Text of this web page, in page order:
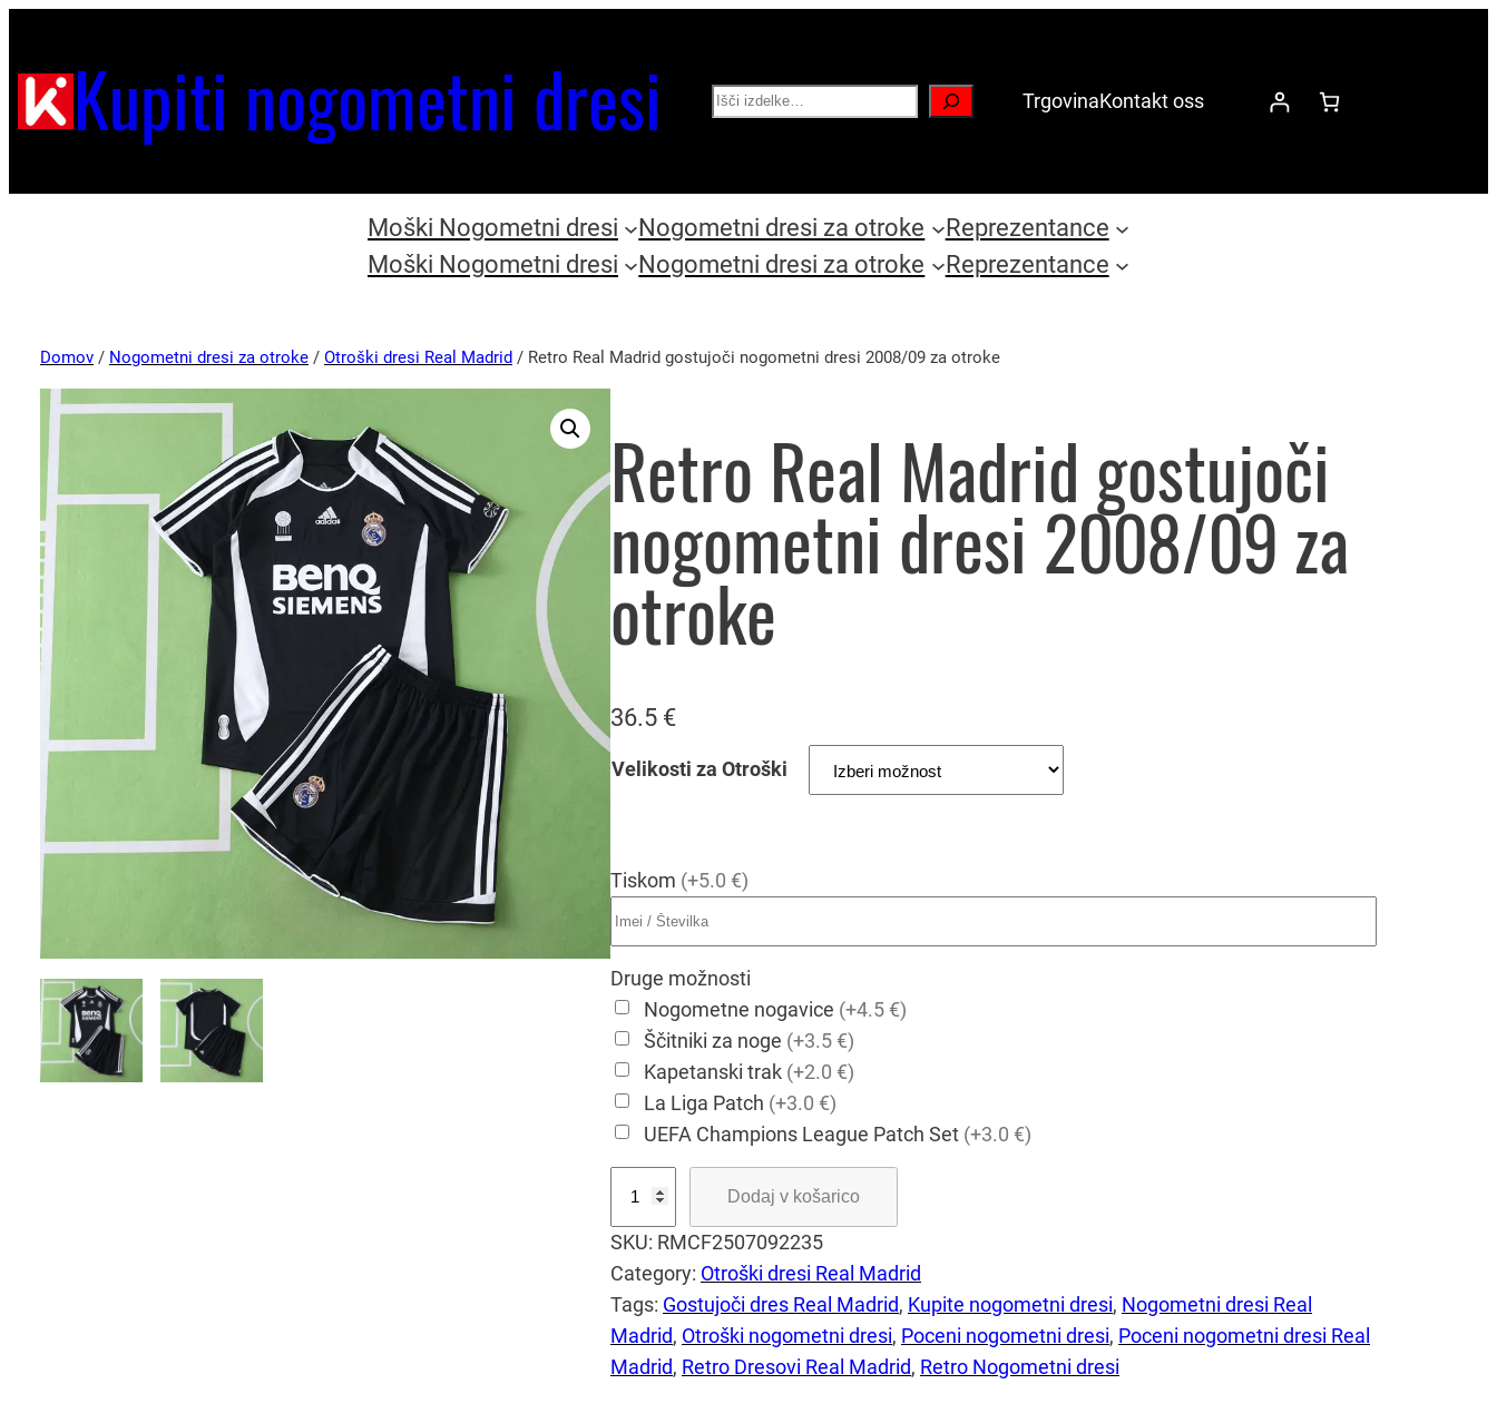
Kupiti nogometni dresi Search TrgovinaKontakt oss
Moški Nogometni dresi Nogometni dresi za otroke
Reprezentance
Moški Nogometni dresi
Nogometni dresi za otroke Reprezentance
Domov / Nogometni dresi za otroke / Otroški dresi Real Madrid / Retro Real Madrid gostujoči nogometni dresi 2008/09 za otroke
Retro Real Madrid gostujoči
nogometni dresi 2008/09 za
otroke
36.5 €
Velikosti za Otroški
Tiskom (+5.0 €)
Druge možnosti
Nogometne nogavice (+4.5 €)
Ščitniki za noge (+3.5 €)
Kapetanski trak (+2.0 €)
La Liga Patch (+3.0 €)
UEFA Champions League Patch Set (+3.0 €)
t
r
o
R
e
Dodaj v košarico
SKU: RMCF2507092235
Category: Otroški dresi Real Madrid
Tags: Gostujoči dres Real Madrid, Kupite nogometni dresi, Nogometni dresi Real
Madrid, Otroški nogometni dresi, Poceni nogometni dresi, Poceni nogometni dresi Real
Madrid, Retro Dresovi Real Madrid, Retro Nogometni dresi